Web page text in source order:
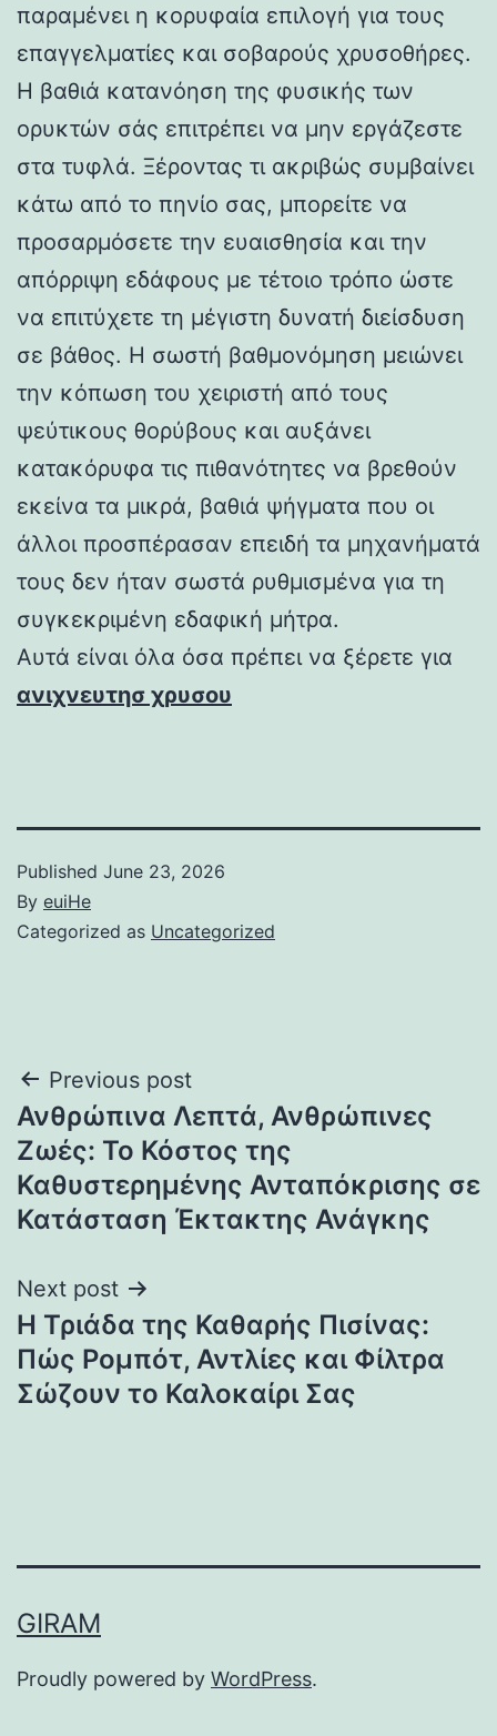
παραμένει η κορυφαία επιλογή για τους
επαγγελματίες και σοβαρούς χρυσοθήρες.
Η βαθιά κατανόηση της φυσικής των
ορυκτών σάς επιτρέπει να μην εργάζεστε
στα τυφλά. Ξέροντας τι ακριβώς συμβαίνει
κάτω από το πηνίο σας, μπορείτε να
προσαρμόσετε την ευαισθησία και την
απόρριψη εδάφους με τέτοιο τρόπο ώστε
να επιτύχετε τη μέγιστη δυνατή διείσδυση
σε βάθος. Η σωστή βαθμονόμηση μειώνει
την κόπωση του χειριστή από τους
ψεύτικους θορύβους και αυξάνει
κατακόρυφα τις πιθανότητες να βρεθούν
εκείνα τα μικρά, βαθιά ψήγματα που οι
άλλοι προσπέρασαν επειδή τα μηχανήματά
τους δεν ήταν σωστά ρυθμισμένα για τη
συγκεκριμένη εδαφική μήτρα.
Αυτά είναι όλα όσα πρέπει να ξέρετε για
ανιχνευτησ χρυσου
Published June 23, 2026
By euiHe
Categorized as Uncategorized
Post
navigation
Previous post
Ανθρώπινα Λεπτά, Ανθρώπινες
Ζωές: Το Κόστος της
Καθυστερημένης Ανταπόκρισης σε
Κατάσταση Έκτακτης Ανάγκης
Next post
Η Τριάδα της Καθαρής Πισίνας:
Πώς Ρομπότ, Αντλίες και Φίλτρα
Σώζουν το Καλοκαίρι Σας
GIRAM
Proudly powered by WordPress.